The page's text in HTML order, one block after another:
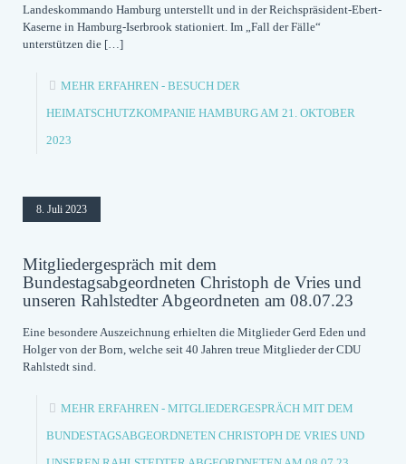
Landeskommando Hamburg unterstellt und in der Reichspräsident‐Ebert‐
Kaserne in Hamburg‐Iserbrook stationiert. Im „Fall der Fälle“
unterstützen die […]
MEHR ERFAHREN - BESUCH DER
HEIMATSCHUTZKOMPANIE HAMBURG AM 21. OKTOBER
2023
8. Juli 2023
Mitgliedergespräch mit dem
Bundestagsabgeordneten Christoph de Vries und
unseren Rahlstedter Abgeordneten am 08.07.23
Eine besondere Auszeichnung erhielten die Mitglieder Gerd Eden und
Holger von der Born, welche seit 40 Jahren treue Mitglieder der CDU
Rahlstedt sind.
MEHR ERFAHREN - MITGLIEDERGESPRÄCH MIT DEM
BUNDESTAGSABGEORDNETEN CHRISTOPH DE VRIES UND